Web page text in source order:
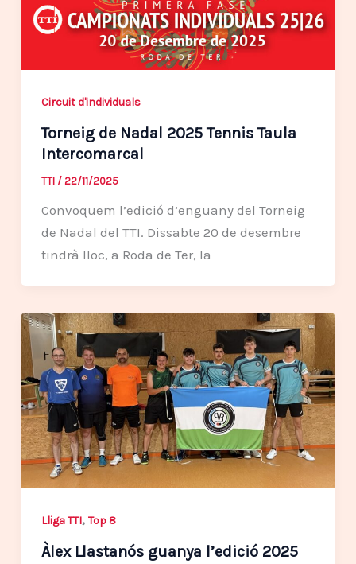
Circuit d'individuals
Torneig de Nadal 2025 Tennis Taula
Intercomarcal
TTI / 22/11/2025
Convoquem l’edició d’enguany del Torneig
de Nadal del TTI. Dissabte 20 de desembre
tindrà lloc, a Roda de Ter, la
Lliga TTI, Top 8
Àlex Llastanós guanya l’edició 2025